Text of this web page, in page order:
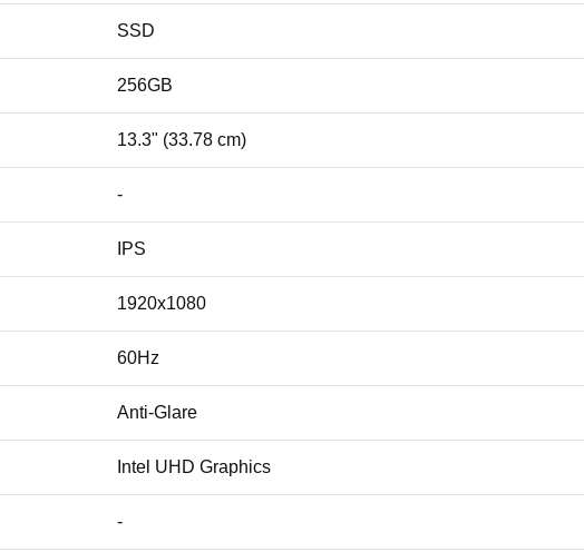
SSD
256GB
13.3" (33.78 cm)
-
IPS
1920x1080
60Hz
Anti-Glare
Intel UHD Graphics
-